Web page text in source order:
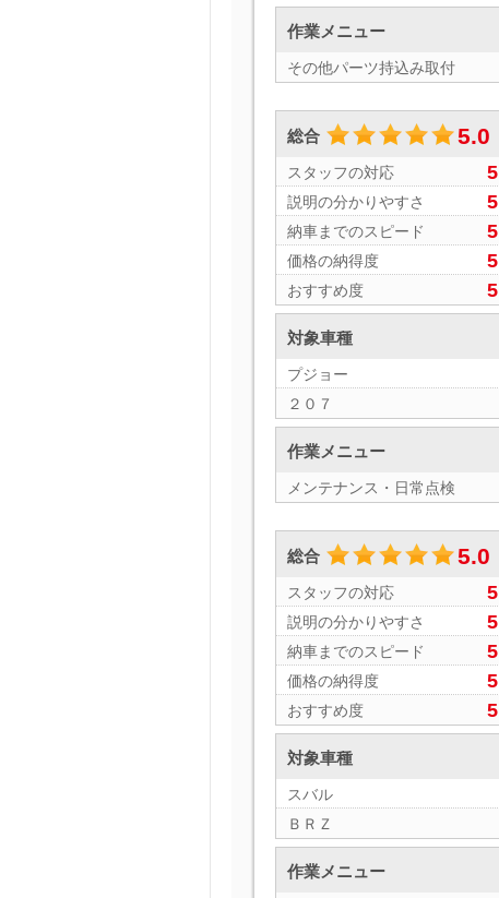
作業メニュー
その他パーツ持込み取付
総合 5.0
スタッフの対応 5
説明の分かりやすさ 5
納車までのスピード 5
価格の納得度 5
おすすめ度 5
対象車種
プジョー
２０７
作業メニュー
メンテナンス・日常点検
総合 5.0
スタッフの対応 5
説明の分かりやすさ 5
納車までのスピード 5
価格の納得度 5
おすすめ度 5
対象車種
スバル
ＢＲＺ
作業メニュー